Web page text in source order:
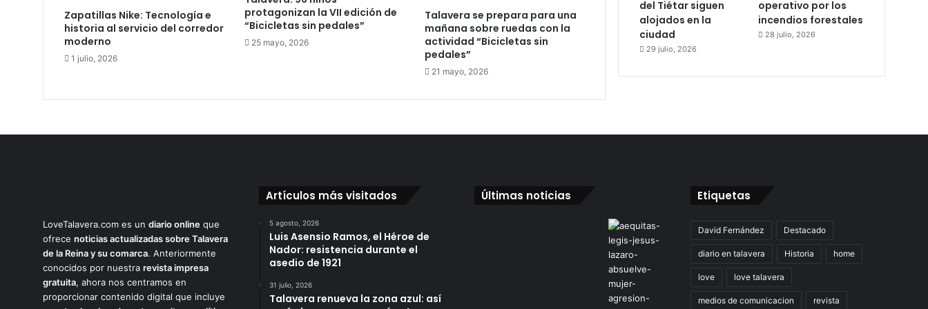
n
e
o
n
l
d
o
s
Zapatillas Nike: Tecnología e
historia al servicio del corredor
moderno
1 julio, 2026
protagonizan la VII edición de
“Bicicletas sin pedales”
25 mayo, 2026
Talavera se prepara para una
mañana sobre ruedas con la
actividad “Bicicletas sin
pedales”
21 mayo, 2026
del Tiétar siguen
alojados en la
ciudad
29 julio, 2026
operativo por los
incendios forestales
28 julio, 2026
LoveTalavera.com es un diario online que
ofrece noticias actualizadas sobre Talavera
de la Reina y su comarca. Anteriormente
conocidos por nuestra revista impresa
gratuita, ahora nos centramos en
proporcionar contenido digital que incluye
Artículos más visitados
5 agosto, 2026
Luis Asensio Ramos, el Héroe de
Nador: resistencia durante el
asedio de 1921
31 julio, 2026
Talavera renueva la zona azul: así
Últimas noticias Etiquetas
David Fernández Destacado
diario en talavera Historia home
love love talavera
medios de comunicacion revista